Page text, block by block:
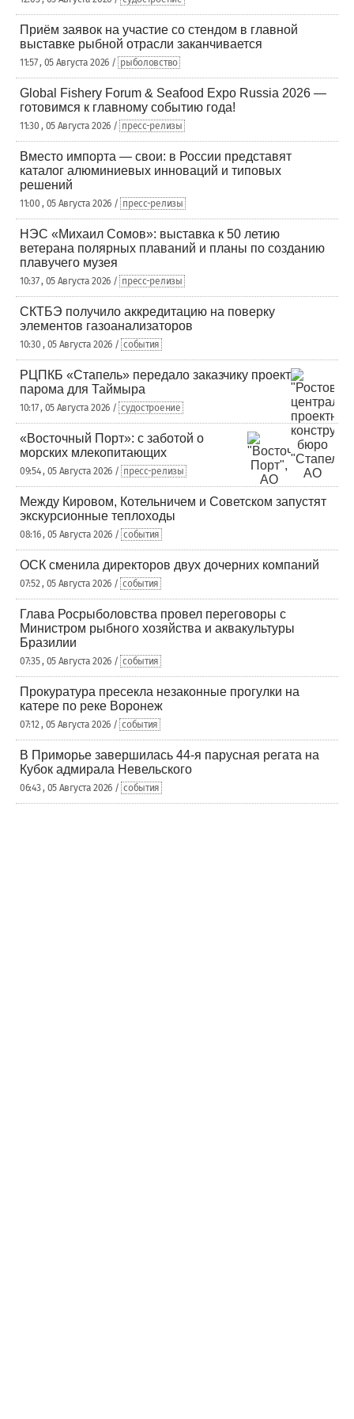
Приём заявок на участие со стендом в главной
выставке рыбной отрасли заканчивается
11:57 , 05 Августа 2026 / рыболовство
Global Fishery Forum & Seafood Expo Russia 2026 —
готовимся к главному событию года!
11:30 , 05 Августа 2026 / пресс-релизы
Вместо импорта — свои: в России представят
каталог алюминиевых инноваций и типовых
решений
11:00 , 05 Августа 2026 / пресс-релизы
НЭС «Михаил Сомов»: выставка к 50 летию
ветерана полярных плаваний и планы по созданию
плавучего музея
10:37 , 05 Августа 2026 / пресс-релизы
СКТБЭ получило аккредитацию на поверку
элементов газоанализаторов
10:30 , 05 Августа 2026 / события
РЦПКБ «Стапель» передало заказчику проект
парома для Таймыра
10:17 , 05 Августа 2026 / судостроение
«Восточный Порт»: с заботой о
морских млекопитающих
09:54 , 05 Августа 2026 / пресс-релизы
Между Кировом, Котельничем и Советском запустят
экскурсионные теплоходы
08:16 , 05 Августа 2026 / события
ОСК сменила директоров двух дочерних компаний
07:52 , 05 Августа 2026 / события
Глава Росрыболовства провел переговоры с
Министром рыбного хозяйства и аквакультуры
Бразилии
07:35 , 05 Августа 2026 / события
Прокуратура пресекла незаконные прогулки на
катере по реке Воронеж
07:12 , 05 Августа 2026 / события
В Приморье завершилась 44-я парусная регата на
Кубок адмирала Невельского
06:43 , 05 Августа 2026 / события